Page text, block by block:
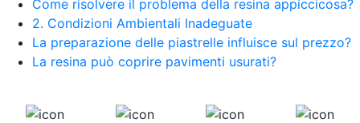
Come risolvere il problema della resina appiccicosa?
2. Condizioni Ambientali Inadeguate
La preparazione delle piastrelle influisce sul prezzo?
La resina può coprire pavimenti usurati?